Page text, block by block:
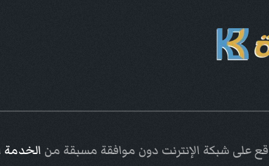
على شبكة الإنترنت دون موافقة مسبقة من الخدمة